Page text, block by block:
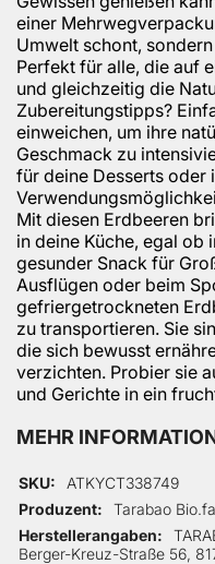
einer
Umwelt schont,
Perfekt für alle, die auf
und gleichzeitig die
Zubereitungstipps?
einweichen, um ihre
Geschmack zu
für deine Desserts oder
Mit diesen Erdbeeren
in deine Küche, egal ob
gesunder Snack für
Ausflügen oder beim
gefriergetrockneten
zu transportieren. Sie
die sich bewusst
verzichten. Probier sie
und Gerichte in ein
MEHR
Mehr Informationen
SKU
ATKYCT338749
Produzent
Tarabao
Herstellerangaben
Berger-Kreuz-Straße 56,